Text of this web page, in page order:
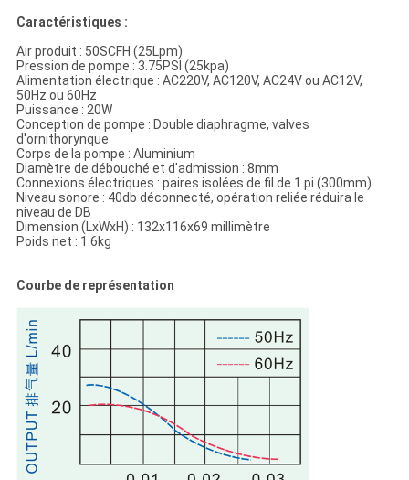
Caractéristiques :
Air produit : 50SCFH (25Lpm)
Pression de pompe : 3.75PSI (25kpa)
Alimentation électrique : AC220V, AC120V, AC24V ou AC12V,
50Hz ou 60Hz
Puissance : 20W
Conception de pompe : Double diaphragme, valves
d'ornithorynque
Corps de la pompe : Aluminium
Diamètre de débouché et d'admission : 8mm
Connexions électriques : paires isolées de fil de 1 pi (300mm)
Niveau sonore : 40db déconnecté, opération reliée réduira le
niveau de DB
Dimension (LxWxH) : 132x116x69 millimètre
Poids net : 1.6kg
Courbe de représentation